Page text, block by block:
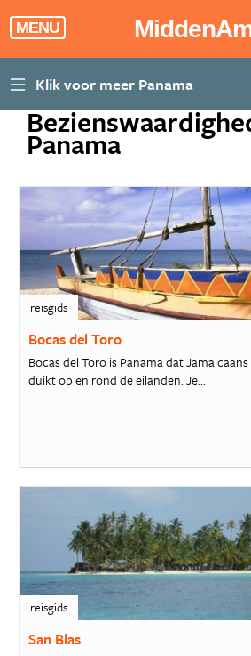
MENU
Panama
reisgids
Bocas del Toro
Bocas del Toro is Panama dat
duikt op en rond de eilanden. Je...
reisgids
San Blas